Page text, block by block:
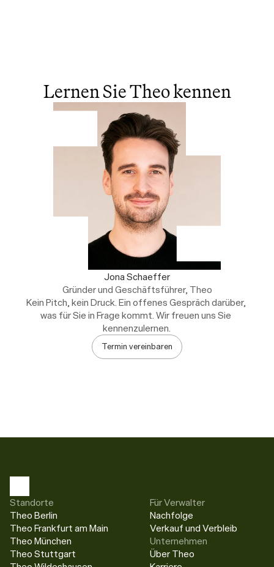
Lernen Sie Theo kennen
Jona Schaeffer
Gründer und Geschäftsführer, Theo
Kein Pitch, kein Druck. Ein offenes Gespräch darüber,
was für Sie in Frage kommt. Wir freuen uns Sie
kennenzulernen.
Termin vereinbaren
Standorte
Theo Berlin
Theo Frankfurt am Main
Theo München
Theo Stuttgart
Für Verwalter
Nachfolge
Verkauf und Verbleib
Unternehmen
Über Theo